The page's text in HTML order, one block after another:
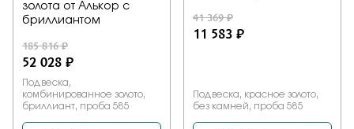
золота от Алькор с
бриллиантом
185 816 ₽
52 028 ₽
Подвеска,
комбинированное золото,
бриллиант, проба 585
41 369 ₽
11 583 ₽
Подвеска, красное золото,
без камней, проба 585